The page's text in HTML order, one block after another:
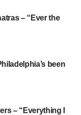
– “Ever the
been
– “Everything I